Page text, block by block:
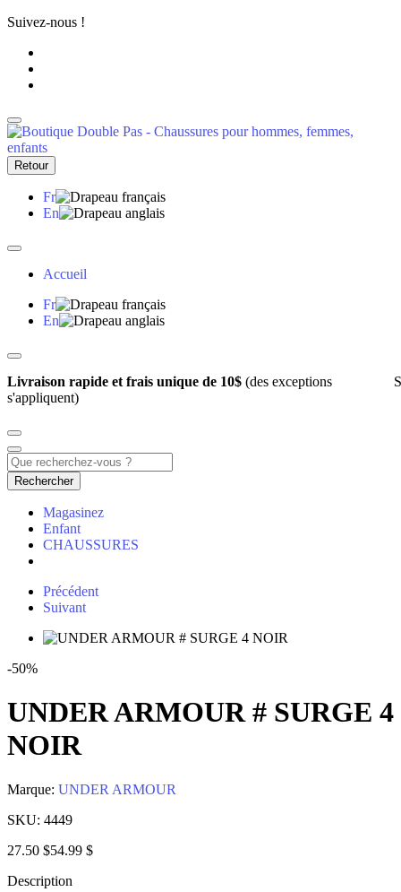
Suivez-nous !
Retour
Fr
En
Accueil
Fr
En
Livraison rapide et frais unique de 10$ (des exceptions
s'appliquent)
Rechercher
Magasinez
Enfant
CHAUSSURES
Précédent
Suivant
-50%
UNDER ARMOUR # SURGE 4
NOIR
Marque: UNDER ARMOUR
SKU: 4449
27.50 $54.99 $
Description